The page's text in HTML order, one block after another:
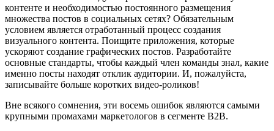
контенте и необходимостью постоянного размещения
множества постов в социальных сетях? Обязательным
условием является отработанный процесс создания
визуального контента. Поищите приложения, которые
ускоряют создание графических постов. Разработайте
основные стандарты, чтобы каждый член команды знал, какие
именно посты находят отклик аудитории. И, пожалуйста,
записывайте больше коротких видео-роликов!
Вне всякого сомнения, эти восемь ошибок являются самыми
крупными промахами маркетологов в сегменте B2B.